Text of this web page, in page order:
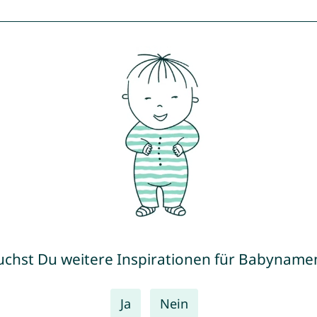
Du weitere Inspirationen für
Ja Nein